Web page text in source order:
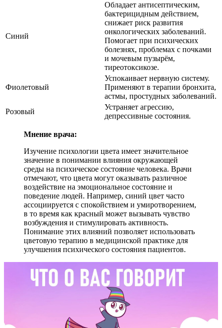
Синий
Обладает антисептическим,
бактерицидным действием,
снижает риск развития
онкологических заболеваний.
Помогает при психических
болезнях, проблемах с почками
и мочевым пузырём,
тиреотоксикозе.
Фиолетовый
Успокаивает нервную систему.
Применяют в терапии бронхита,
астмы, простудных заболеваний.
Розовый
Устраняет агрессию,
депрессивные состояния.
Мнение врача:
Изучение психологии цвета имеет значительное
значение в понимании влияния окружающей
среды на психическое состояние человека. Врачи
отмечают, что цвета могут оказывать различное
воздействие на эмоциональное состояние и
поведение людей. Например, синий цвет часто
ассоциируется с спокойствием и умиротворением,
в то время как красный может вызывать чувство
возбуждения и стимулировать активность.
Понимание этих влияний позволяет использовать
цветовую терапию в медицинской практике для
улучшения психического состояния пациентов.